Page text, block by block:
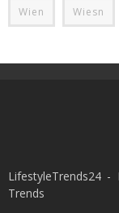
Wien Wiesn
LifestyleTrends24
Trends